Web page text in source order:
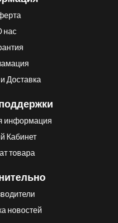
нас
Доставка
информация
Кабинет
товара
новостей